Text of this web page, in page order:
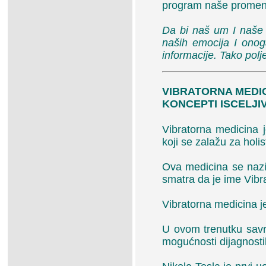
program naše
Da bi naš um I
naših emocija I
informacije. Tako
VIBRATORNA
KONCEPTI
Vibratorna medicina
koji se zalažu za
Ova medicina se
smatra da je ime
Vibratorna medicina
U ovom trenutku
mogućnosti